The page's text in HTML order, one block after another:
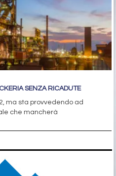
SENZA RICADUTE
ma sta provvedendo ad
che mancherà